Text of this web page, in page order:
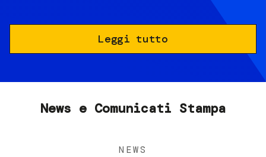
Leggi tutto
News e Comunicati Stampa
NEWS